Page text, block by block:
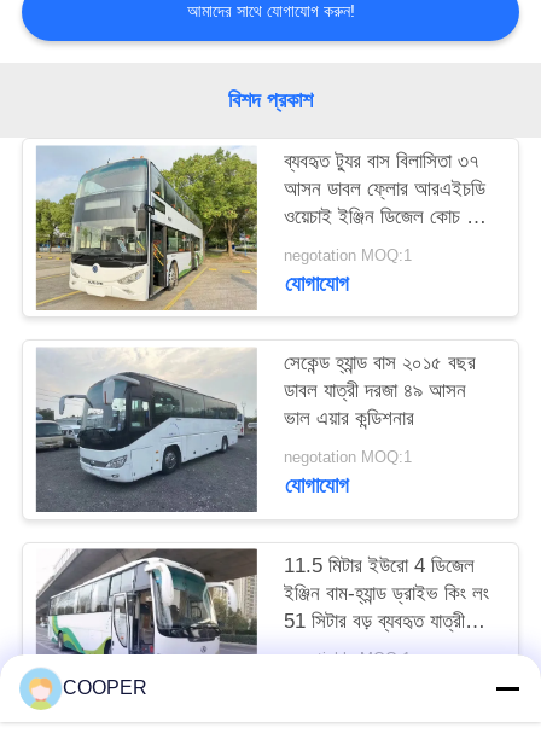
সাইট
গোপনীয়তা
নীতি
আমাদের সাথে যোগাযোগ করুন!
বিশদ প্রকাশ
ব্যবহৃত ট্যুর বাস বিলাসিতা ৩৭
আসন ডাবল ফ্লোর আরএইচডি
ওয়েচাই ইঞ্জিন ডিজেল কোচ বাস
সানলং এসএলকে 6126
negotation MOQ:1
যোগাযোগ
সেকেন্ড হ্যান্ড বাস ২০১৫ বছর
ডাবল যাত্রী দরজা ৪৯ আসন
ভাল এয়ার কন্ডিশনার
negotation MOQ:1
যোগাযোগ
11.5 মিটার ইউরো 4 ডিজেল
ইঞ্জিন বাম-হ্যান্ড ড্রাইভ কিং লং
51 সিটার বড় ব্যবহৃত যাত্রীবাহী
negotiable MOQ:1
COOPER